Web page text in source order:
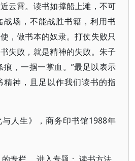
云霄。读书如撑船上滩，不可
场，不能战胜书籍，利用书
，做书本的奴隶。打仗失败只
失败，就是精神的失败。朱子
痕，一掴一掌血。”最足以表示
神，且足以作我们读书的指
与人生》，商务印书馆1988年